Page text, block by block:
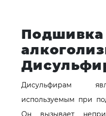
Подшивка
Дисульфирам
используемым при
Он вызывает